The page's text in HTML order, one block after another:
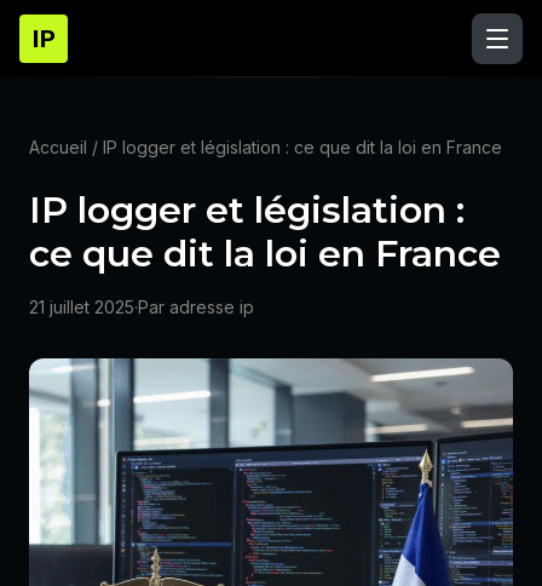
IP
Accueil / IP logger et législation : ce que dit la loi en France
IP logger et législation :
ce que dit la loi en France
21 juillet 2025·Par adresse ip